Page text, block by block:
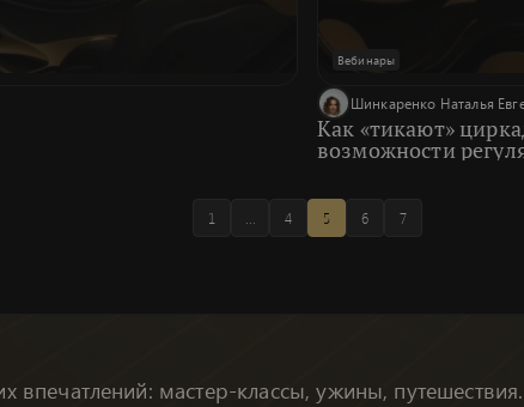
Вебинары
Шинкаренко Наталья
Как «тикают»
возможности
1 4 5 6 7
впечатлений: мастер-классы, ужины,